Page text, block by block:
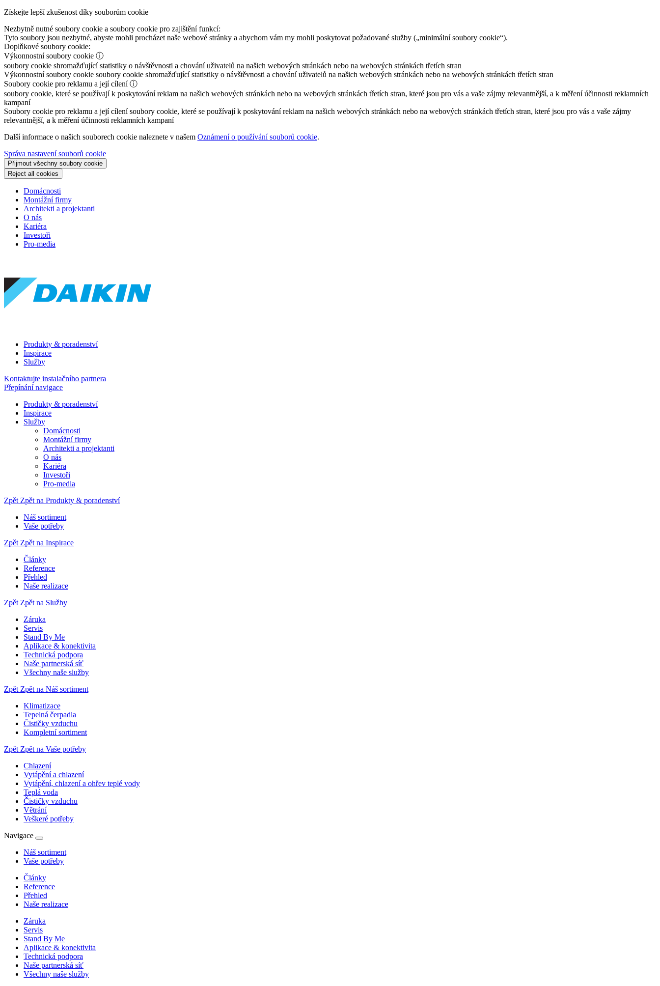
Získejte lepší zkušenost díky souborům cookie
Nezbytně nutné soubory cookie a soubory cookie pro zajištění funkcí:
Tyto soubory jsou nezbytné, abyste mohli procházet naše webové stránky a abychom vám my mohli poskytovat požadované služby („minimální soubory cookie“).
Doplňkové soubory cookie:
Výkonnostní soubory cookie ⓘ
soubory cookie shromažďující statistiky o návštěvnosti a chování uživatelů na našich webových stránkách nebo na webových stránkách třetích stran
Výkonnostní soubory cookie soubory cookie shromažďující statistiky o návštěvnosti a chování uživatelů na našich webových stránkách nebo na webových stránkách třetích stran
Soubory cookie pro reklamu a její cílení ⓘ
soubory cookie, které se používají k poskytování reklam na našich webových stránkách nebo na webových stránkách třetích stran, které jsou pro vás a vaše zájmy relevantnější, a k měření účinnosti reklamních
kampaní
Soubory cookie pro reklamu a její cílenísoubory cookie, které se používají k poskytování reklam na našich webových stránkách nebo na webových stránkách třetích stran, které jsou pro vás a vaše zájmy
relevantnější, a k měření účinnosti reklamních kampaní
Další informace o našich souborech cookie naleznete v našem Oznámení o používání souborů cookie.
Správa nastavení souborů cookie
Přijmout všechny soubory cookie
Reject all cookies
Domácnosti
Montážní firmy
Architekti a projektanti
O nás
Kariéra
Investoři
Pro-media
Produkty & poradenství
Inspirace
Služby
Kontaktujte instalačního partnera
Přepínání navigace
Produkty & poradenství
Inspirace
Služby
Domácnosti
Montážní firmy
Architekti a projektanti
O nás
Kariéra
Investoři
Pro-media
Zpět Zpět na Produkty & poradenství
Náš sortiment
Vaše potřeby
Zpět Zpět na Inspirace
Články
Reference
Přehled
Naše realizace
Zpět Zpět na Služby
Záruka
Servis
Stand By Me
Aplikace & konektivita
Technická podpora
Naše partnerská síť
Všechny naše služby
Zpět Zpět na Náš sortiment
Klimatizace
Tepelná čerpadla
Čističky vzduchu
Kompletní sortiment
Zpět Zpět na Vaše potřeby
Chlazení
Vytápění a chlazení
Vytápění, chlazení a ohřev teplé vody
Teplá voda
Čističky vzduchu
Větrání
Veškeré potřeby
Navigace
Náš sortiment
Vaše potřeby
Články
Reference
Přehled
Naše realizace
Záruka
Servis
Stand By Me
Aplikace & konektivita
Technická podpora
Naše partnerská síť
Všechny naše služby